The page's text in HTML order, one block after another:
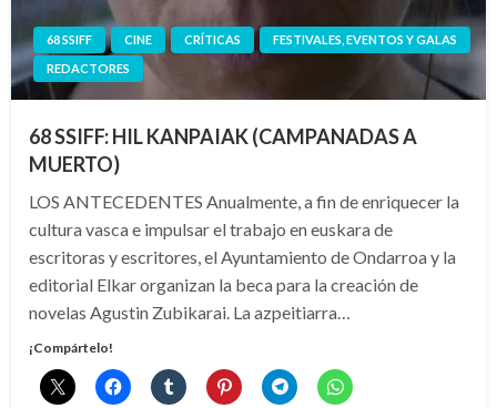
68 SSIFF CINE CRÍTICAS
FESTIVALES, EVENTOS Y GALAS
REDACTORES
68 SSIFF: HIL KANPAIAK (CAMPANADAS A
MUERTO)
LOS ANTECEDENTES Anualmente, a fin de enriquecer la
cultura vasca e impulsar el trabajo en euskara de
escritoras y escritores, el Ayuntamiento de Ondarroa y la
editorial Elkar organizan la beca para la creación de
novelas Agustin Zubikarai. La azpeitiarra…
¡Compártelo!